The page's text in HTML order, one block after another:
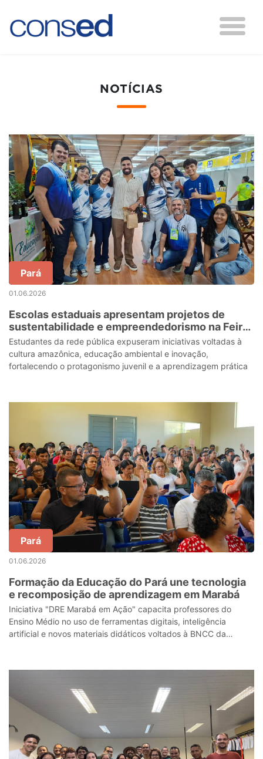
NOTÍCIAS
Pará
01.06.2026
Escolas estaduais apresentam projetos de
sustentabilidade e empreendedorismo na Feira
MEI do Sebrae
Estudantes da rede pública expuseram iniciativas voltadas à
cultura amazônica, educação ambiental e inovação,
fortalecendo o protagonismo juvenil e a aprendizagem prática
Pará
01.06.2026
Formação da Educação do Pará une tecnologia
e recomposição de aprendizagem em Marabá
Iniciativa "DRE Marabá em Ação" capacita professores do
Ensino Médio no uso de ferramentas digitais, inteligência
artificial e novos materiais didáticos voltados à BNCC da